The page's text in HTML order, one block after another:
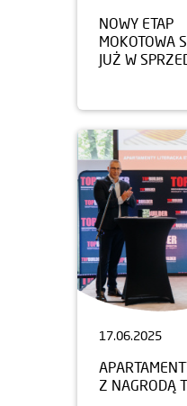
NOWY ETAP
MOKOTOWA
JUŻ W
17.06.2025
Z NAGRODĄ